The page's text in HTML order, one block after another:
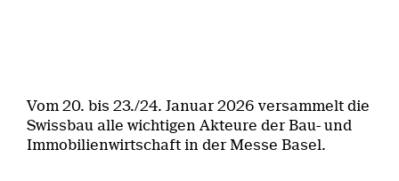
Vom 20. bis 23./24. Januar 2026 versammelt die
Swissbau alle wichtigen Akteure der Bau- und
Immobilienwirtschaft in der Messe Basel.